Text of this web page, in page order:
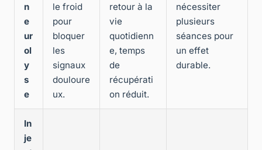
n
e
ur
ol
y
s
e
le froid
pour
bloquer
les
signaux
douloure
ux.
retour à la
vie
quotidienn
e, temps
de
récupérati
on réduit.
nécessiter
plusieurs
séances pour
un effet
durable.
In
je